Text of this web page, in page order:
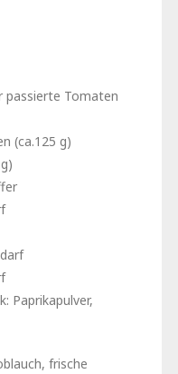
passierte Tomaten
(ca.125 g)
Paprikapulver,
frische